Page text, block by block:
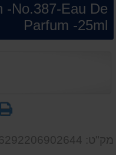
-No.387-Eau De
Parfum -25ml
מק"ט: 6292206902644